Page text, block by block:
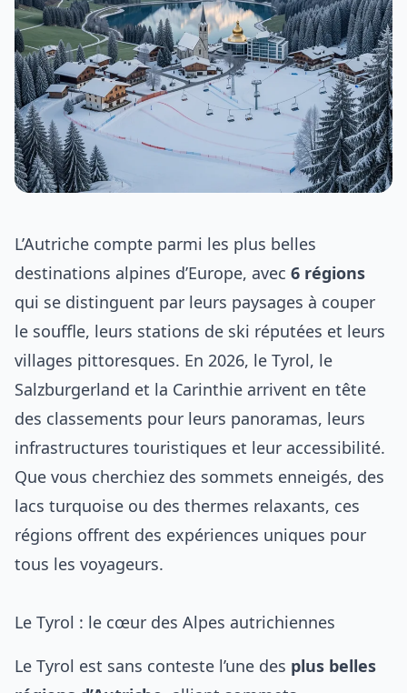
L’Autriche compte parmi les plus belles
destinations alpines d’Europe, avec 6 régions
qui se distinguent par leurs paysages à couper
le souffle, leurs stations de ski réputées et leurs
villages pittoresques. En 2026, le Tyrol, le
Salzburgerland et la Carinthie arrivent en tête
des classements pour leurs panoramas, leurs
infrastructures touristiques et leur accessibilité.
Que vous cherchiez des sommets enneigés, des
lacs turquoise ou des thermes relaxants, ces
régions offrent des expériences uniques pour
tous les voyageurs.
Le Tyrol : le cœur des Alpes autrichiennes
Le Tyrol est sans conteste l’une des plus belles